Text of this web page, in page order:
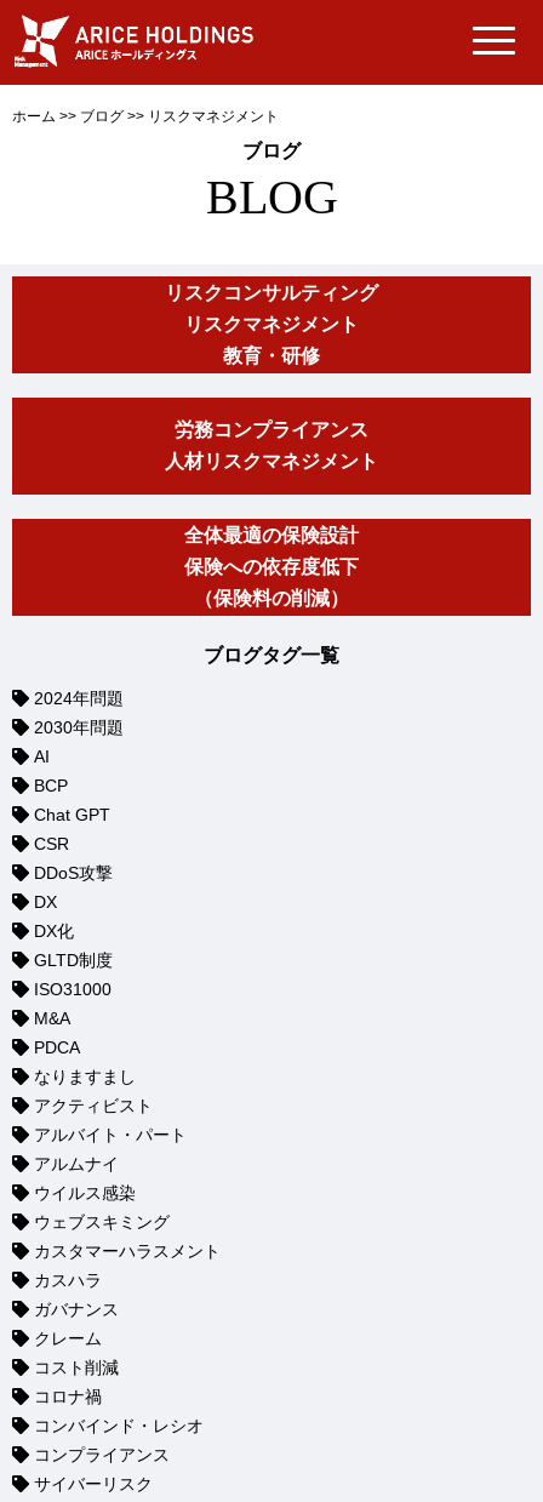
ホーム >> ブログ >> リスクマネジメント
ブログ
BLOG
リスクコンサルティング
リスクマネジメント
教育・研修
労務コンプライアンス
人材リスクマネジメント
全体最適の保険設計
保険への依存度低下
（保険料の削減）
ブログタグ一覧
2024年問題
2030年問題
AI
BCP
Chat GPT
CSR
DDoS攻撃
DX
DX化
GLTD制度
ISO31000
M&A
PDCA
なりますまし
アクティビスト
アルバイト・パート
アルムナイ
ウイルス感染
ウェブスキミング
カスタマーハラスメント
カスハラ
ガバナンス
クレーム
コスト削減
コロナ禍
コンバインド・レシオ
コンプライアンス
サイバーリスク